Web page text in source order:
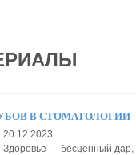
В СТОМАТОЛОГИИ
20.12.2023
Здоровье — бесценный дар,